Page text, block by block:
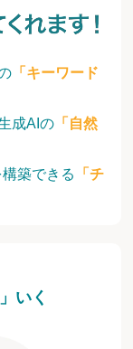
「キーワード
成AIの 「自然
築できる
「チ
いく